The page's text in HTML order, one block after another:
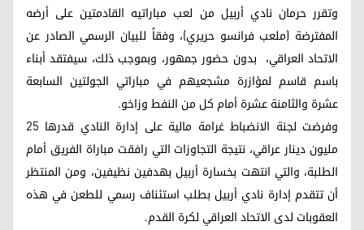
وتقرر حرمان نادي أربيل من لعب مباراتيه القادمتين على أرضه
المفترضة (ملعب فرانسو حريري)، وفقاً للبيان الرسمي الصادر عن
الاتحاد العراقي، بدون حضور جمهور، وبموجب ذلك، سيفتقد أبناء
باسم قاسم لمؤازرة مشجعيهم في مباراتي الجولتين السابعة
عشرة والثامنة عشرة أمام كل من النفط وزاخو.
وفرضت لجنة الانضباط غرامة مالية على إدارة النادي قدرها 25
مليون دينار عراقي، نتيجة التجاوزات التي رافقت مباراة الفريق أمام
الطلبة، والتي انتهت بخسارة أربيل بهدفين نظيفين، ومن المنتظر
أن تتقدم إدارة نادي أربيل بطلب استئناف رسمي للطعن في هذه
العقوبات لدى الاتحاد العراقي لكرة القدم.